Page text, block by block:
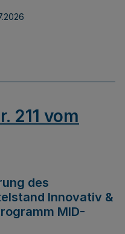
211 vom
des
Innovativ &
MID-